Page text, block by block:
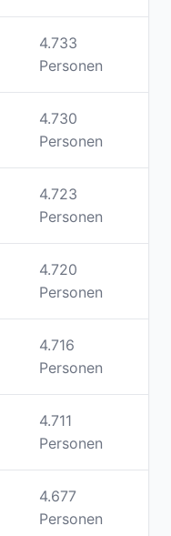
4.733
Personen
4.730
Personen
4.723
Personen
4.720
Personen
4.716
Personen
4.711
Personen
4.677
Personen